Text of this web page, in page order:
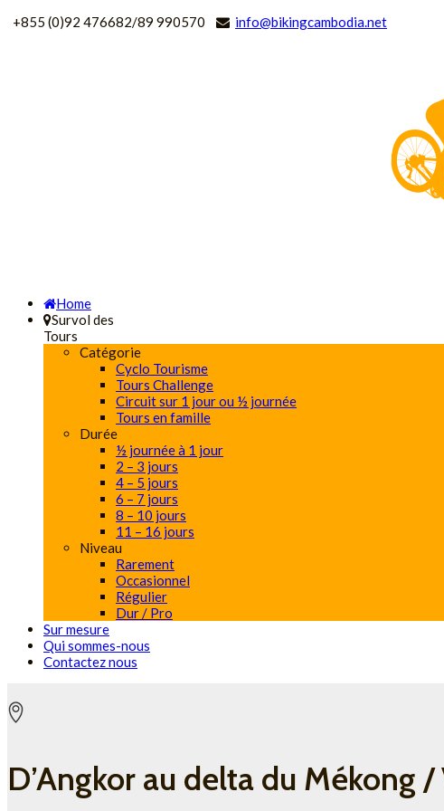
+855 (0)92 476682/89 990570 info@bikingcambodia.net
Home
Survol des
Tours
Catégorie
Cyclo Tourisme
Tours Challenge
Circuit sur 1 jour ou ½ journée
Tours en famille
Durée
½ journée à 1 jour
2 – 3 jours
4 – 5 jours
6 – 7 jours
8 – 10 jours
11 – 16 jours
Niveau
Rarement
Occasionnel
Régulier
Dur / Pro
Sur mesure
Qui sommes-nous
Contactez nous
D’Angkor au delta du Mékong